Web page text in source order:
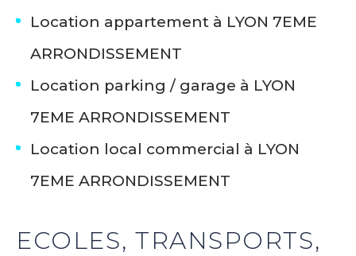
Location appartement à LYON 7EME
ARRONDISSEMENT
Location parking / garage à LYON
7EME ARRONDISSEMENT
Location local commercial à LYON
7EME ARRONDISSEMENT
ECOLES, TRANSPORTS,